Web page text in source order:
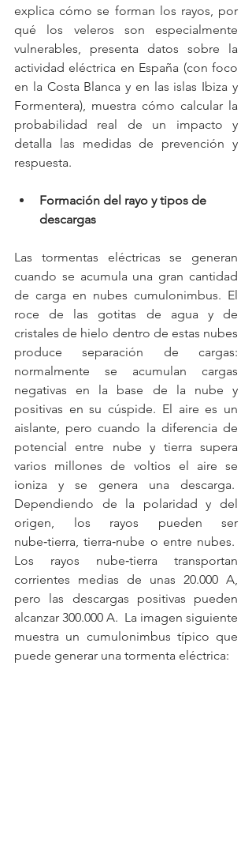
explica cómo se forman los rayos, por
qué los veleros son especialmente
vulnerables, presenta datos sobre la
actividad eléctrica en España (con foco
en la Costa Blanca y en las islas Ibiza y
Formentera), muestra cómo calcular la
probabilidad real de un impacto y
detalla las medidas de prevención y
respuesta.
Formación del rayo y tipos de
descargas
Las tormentas eléctricas se generan
cuando se acumula una gran cantidad
de carga en nubes cumulonimbus. El
roce de las gotitas de agua y de
cristales de hielo dentro de estas nubes
produce separación de cargas:
normalmente se acumulan cargas
negativas en la base de la nube y
positivas en su cúspide. El aire es un
aislante, pero cuando la diferencia de
potencial entre nube y tierra supera
varios millones de voltios el aire se
ioniza y se genera una descarga.
Dependiendo de la polaridad y del
origen, los rayos pueden ser
nube‑tierra, tierra‑nube o entre nubes.
Los rayos nube‑tierra transportan
corrientes medias de unas 20.000 A,
pero las descargas positivas pueden
alcanzar 300.000 A.  La imagen siguiente
muestra un cumulonimbus típico que
puede generar una tormenta eléctrica: